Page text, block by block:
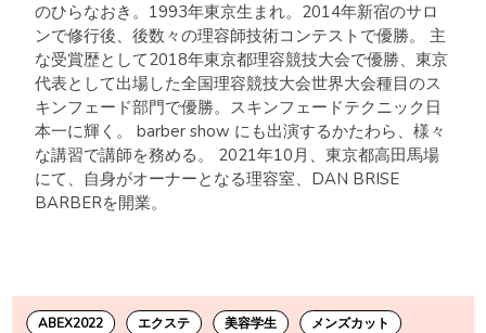
のひらなおき。1993年東京生まれ。2014年新宿のサロ
ンで修行後、後数々の理容師技術コンテストで優勝。 主
な受賞歴として2018年東京都理容競技大会で優勝、東京
代表として出場した全国理容競技大会世界大会種目のス
キンフェード部門で優勝。スキンフェードテクニック日
本一に輝く。 barber show にも出演するかたわら、様々
な講習で講師を務める。 2021年10月、東京都高田馬場
にて、自身がオーナーとなる理容室、DAN BRISE
BARBERを開業。
ABEX2022 エクステ 美容学生 メンズカット